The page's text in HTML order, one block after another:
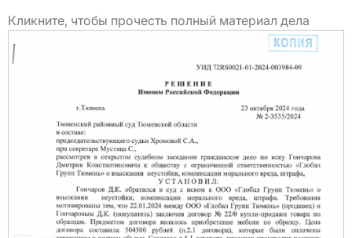
Кликните, чтобы прочесть полный материал дела